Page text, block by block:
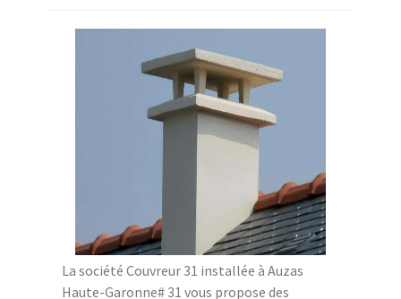
La société Couvreur 31 installée à Auzas
Haute-Garonne# 31 vous propose des